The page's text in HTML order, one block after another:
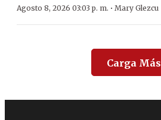
Agosto 8, 2026 03:03 p. m. · Mary Glezcu
Carga Más